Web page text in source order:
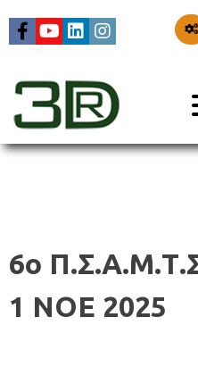
3dr
6o
1 ΝΟΕ 2025